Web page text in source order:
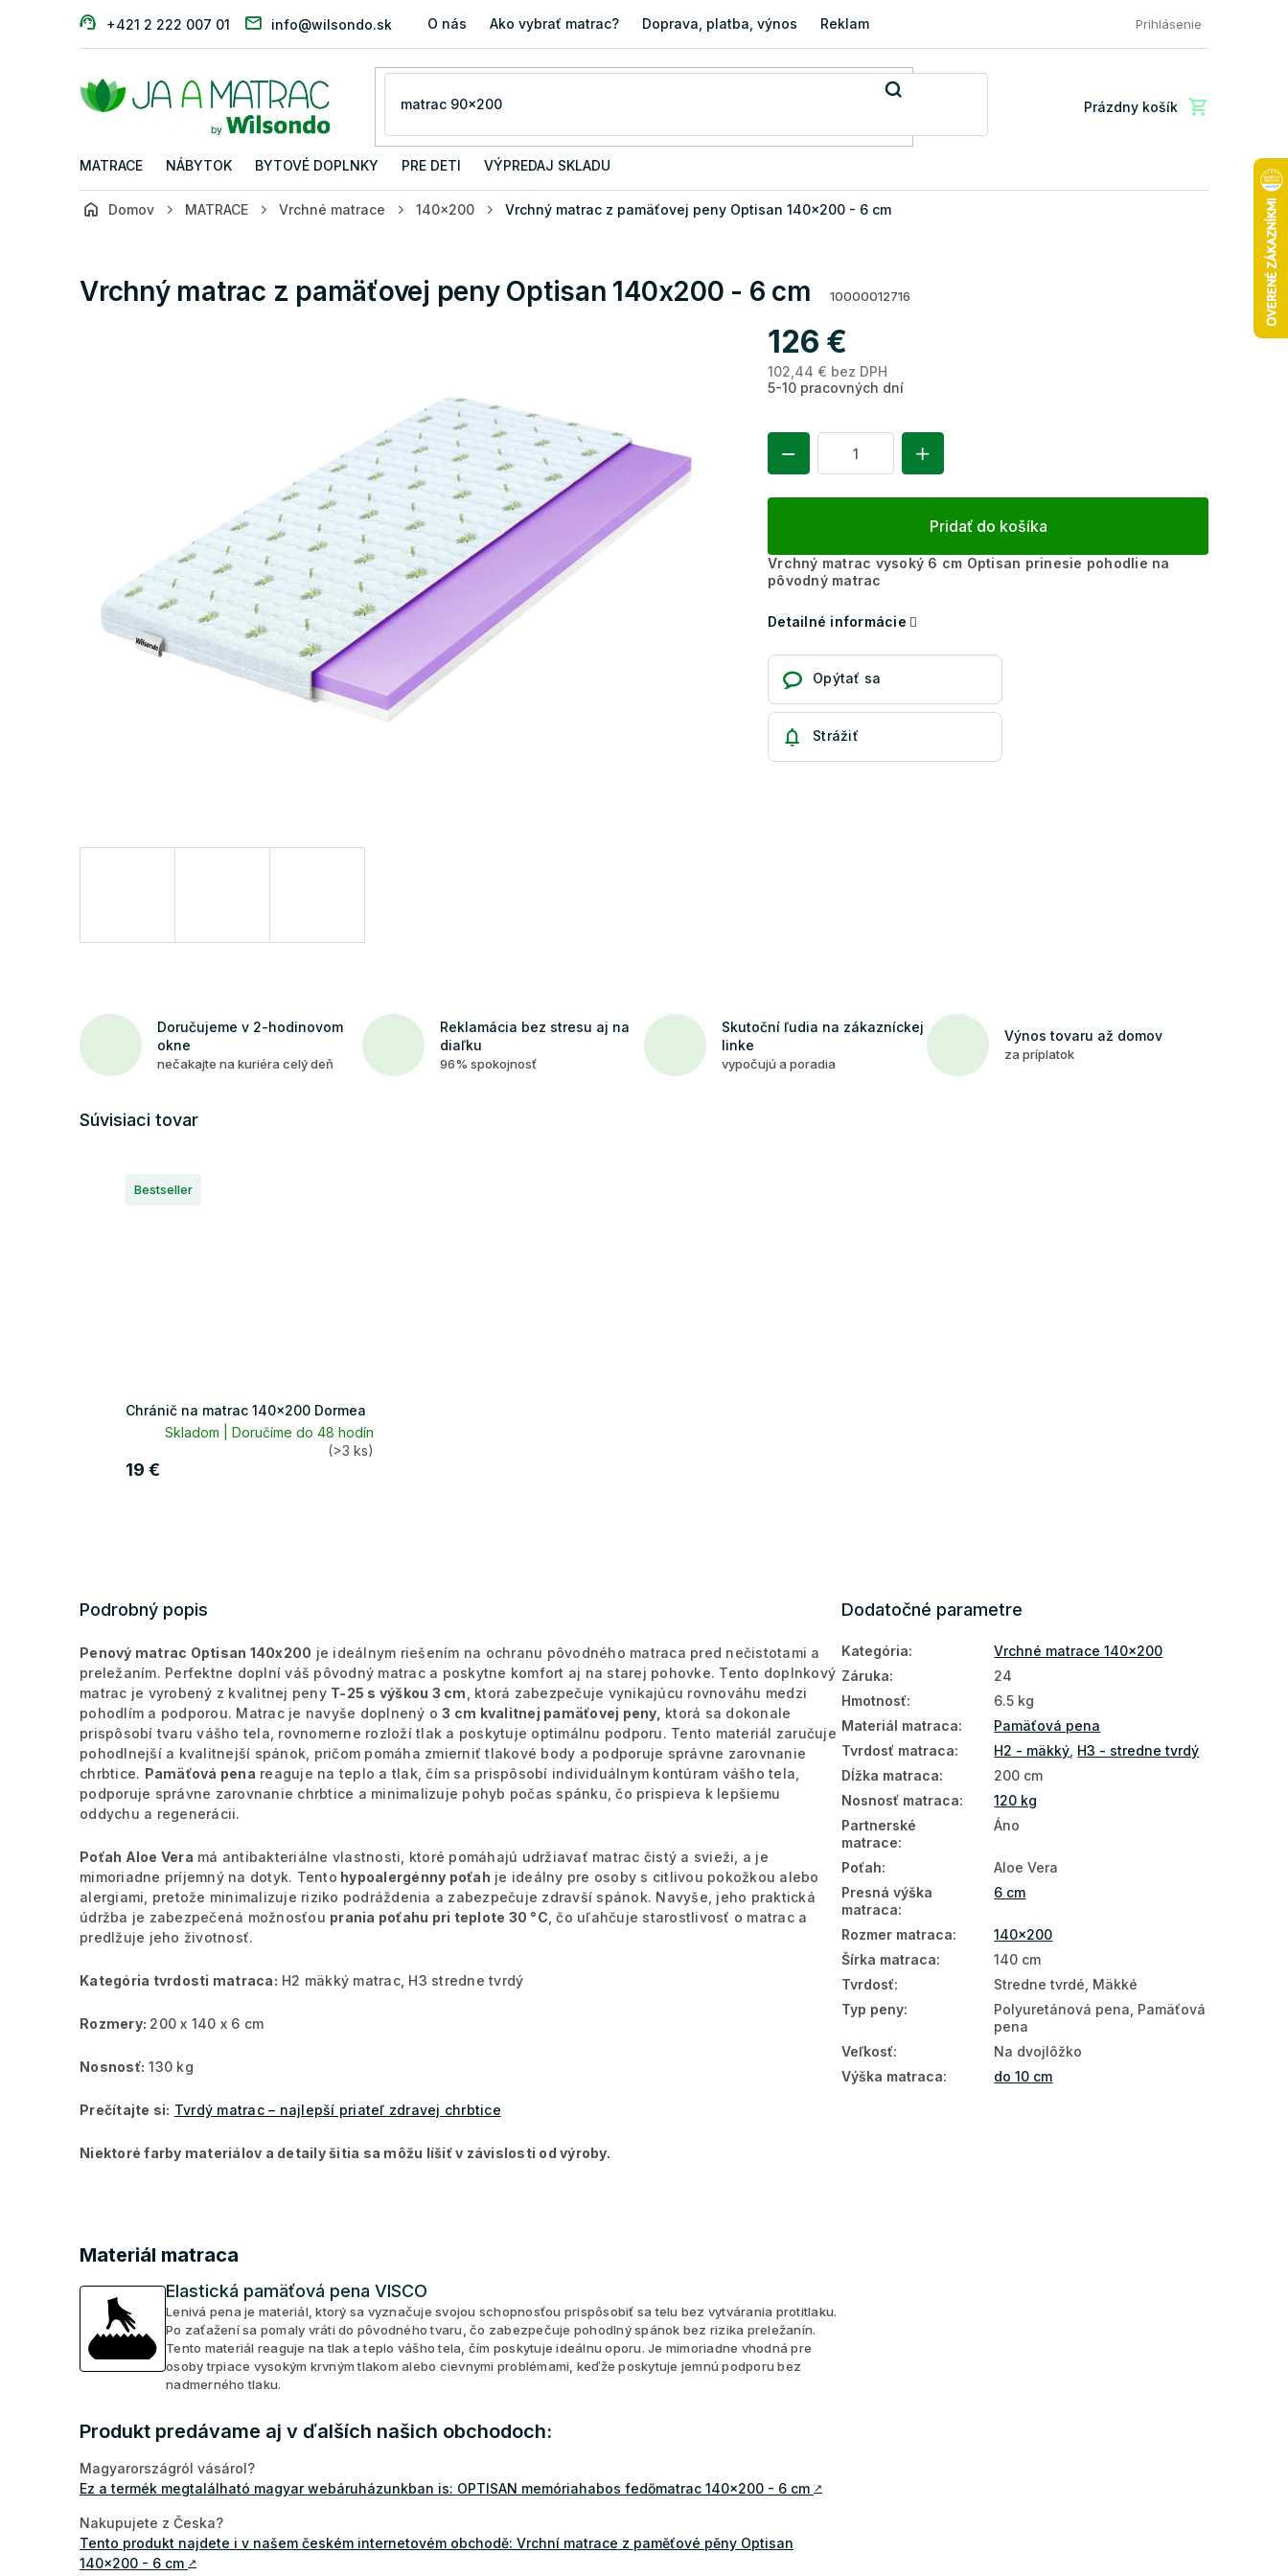
+421 2 222 007 01 info@wilsondo.sk O nás Ako vybrať matrac? Doprava, platba, výnos Reklamácia a vrátenie tovaru FAQ: Najčastejšie otázky zákazníkov
Prihlásenie
Nákupný
Prázdny košík
MATRACE NÁBYTOK BYTOVÉ DOPLNKY PRE DETI VÝPREDAJ SKLADU
Domov MATRACE Vrchné matrace 140x200 Vrchný matrac z pamäťovej peny Optisan 140x200 - 6 cm
Vrchný matrac z pamäťovej peny Optisan 140x200 - 6 cm 10000012716
126 €
102,44 € bez DPH
5-10 pracovných dní
Pridať do košíka
Vrchný matrac vysoký 6 cm Optisan prinesie pohodlie na
pôvodný matrac
Detailné informácie
Opýtať sa
Strážiť
Doručujeme v 2-hodinovom
okne
nečakajte na kuriéra celý deň
Reklamácia bez stresu aj na
diaľku
96% spokojnosť
Skutoční ľudia na zákazníckej
linke
vypočujú a poradia
Výnos tovaru až domov
za príplatok
Súvisiaci tovar
Bestseller
Chránič na matrac 140x200 Dormea
Skladom | Doručíme do 48 hodín
(>3 ks)
19 €
Podrobný popis
Penový matrac Optisan 140x200 je ideálnym riešením na ochranu pôvodného matraca pred nečistotami a
preležaním. Perfektne doplní váš pôvodný matrac a poskytne komfort aj na starej pohovke. Tento doplnkový
matrac je vyrobený z kvalitnej peny T-25 s výškou 3 cm , ktorá zabezpečuje vynikajúcu rovnováhu medzi
pohodlím a podporou. Matrac je navyše doplnený o3 cm kvalitnej pamäťovej peny, ktorá sa dokonale
prispôsobí tvaru vášho tela, rovnomerne rozloží tlak a poskytuje optimálnu podporu. Tento materiál zaručuje
pohodlnejší a kvalitnejší spánok, pričom pomáha zmierniť tlakové body a podporuje správne zarovnanie
chrbtice. Pamäťová pena reaguje na teplo a tlak, čím sa prispôsobí individuálnym kontúram vášho tela,
podporuje správne zarovnanie chrbtice a minimalizuje pohyb počas spánku, čo prispieva k lepšiemu
oddychu a regenerácii.
Poťah Aloe Vera má antibakteriálne vlastnosti, ktoré pomáhajú udržiavať matrac čistý a svieži, a je
mimoriadne príjemný na dotyk. Tento hypoalergénny poťah je ideálny pre osoby s citlivou pokožkou alebo
alergiami, pretože minimalizuje riziko podráždenia a zabezpečuje zdravší spánok. Navyše, jeho praktická
údržba je zabezpečená možnosťou prania poťahu pri teplote 30 °C , čo uľahčuje starostlivosť o matrac a
predlžuje jeho životnosť.
Kategória tvrdosti matraca: H2 mäkký matrac, H3 stredne tvrdý
Rozmery: 200 x 140 x 6 cm
Nosnosť: 130 kg
Prečítajte si: Tvrdý matrac – najlepší priateľ zdravej chrbtice
Niektoré farby materiálov a detaily šitia sa môžu líšiť v závislosti od výroby.
Materiál matraca
Elastická pamäťová pena VISCO
Lenivá pena je materiál, ktorý sa vyznačuje svojou schopnosťou prispôsobiť sa telu bez vytvárania protitlaku.
Po zaťažení sa pomaly vráti do pôvodného tvaru, čo zabezpečuje pohodlný spánok bez rizika preležanín.
Tento materiál reaguje na tlak a teplo vášho tela, čím poskytuje ideálnu oporu. Je mimoriadne vhodná pre
osoby trpiace vysokým krvným tlakom alebo cievnymi problémami, keďže poskytuje jemnú podporu bez
nadmerného tlaku.
Produkt predávame aj v ďalších našich obchodoch:
Magyarországról vásárol?
Ez a termék megtalálható magyar webáruházunkban is: OPTISAN memóriahabos fedőmatrac 140x200 - 6 cm ↗
Nakupujete z Česka?
Tento produkt najdete i v našem českém internetovém obchodě: Vrchní matrace z paměťové pěny Optisan
140x200 - 6 cm ↗
Dodatočné parametre
Kategória:
Vrchné matrace 140x200
Záruka:
24
Hmotnosť:
6.5 kg
Materiál matraca:
Pamäťová pena
Tvrdosť matraca: H2 - mäkký H3 - stredne tvrdý
Dĺžka matraca:
200 cm
Nosnosť matraca:
120 kg
Partnerské
matrace:
Áno
Poťah:
Aloe Vera
Presná výška
matraca:
6 cm
Rozmer matraca:
140x200
Šírka matraca:
140 cm
Tvrdosť:
Stredne tvrdé, Mäkké
Typ peny:
Polyuretánová pena, Pamäťová
pena
Veľkosť:
Na dvojlôžko
Výška matraca: do 10 cm